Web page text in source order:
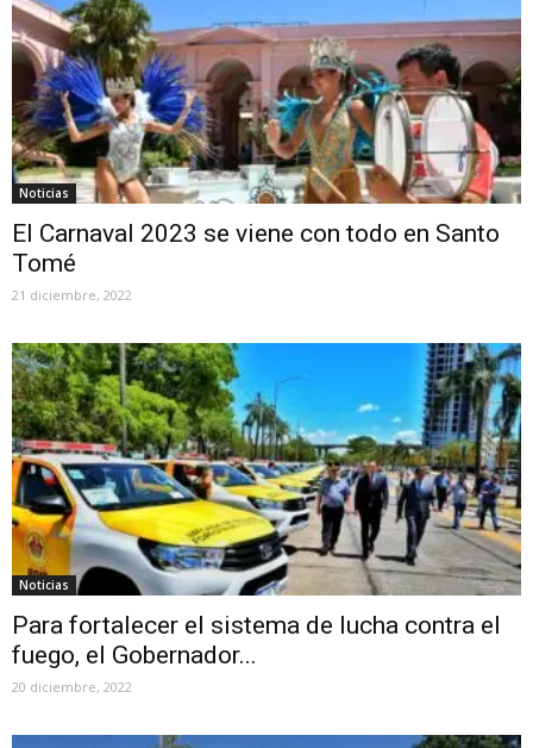
Noticias
El Carnaval 2023 se viene con todo en Santo
Tomé
21 diciembre, 2022
Noticias
Para fortalecer el sistema de lucha contra el
fuego, el Gobernador...
20 diciembre, 2022